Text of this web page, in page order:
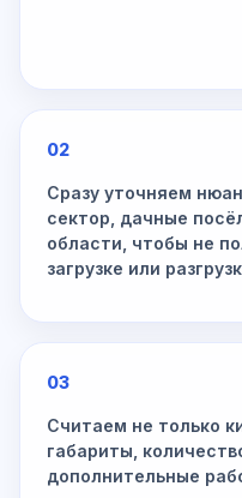
02
Сразу уточняем
сектор, дачные
области, чтобы не
загрузке или
03
Считаем не только
габариты,
дополнительные